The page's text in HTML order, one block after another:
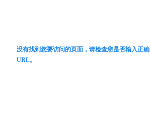
没有找到您要访问的页面，请检查您是否输入正确
URL。